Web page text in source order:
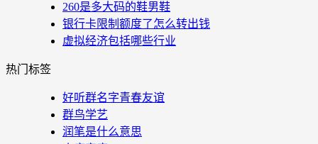
260是多大码的鞋男鞋
银行卡限制额度了怎么转出钱
虚拟经济包括哪些行业
热门标签
好听群名字青春友谊
群鸟学艺
润笔是什么意思